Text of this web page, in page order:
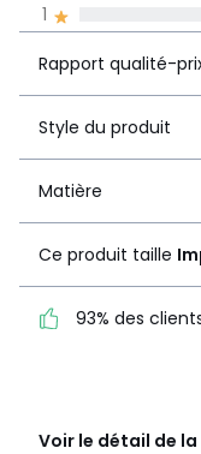
1
3
Voir le détail de
1
Rapport qualité-
Style du produit
Matière
Ce produit taille
93% des